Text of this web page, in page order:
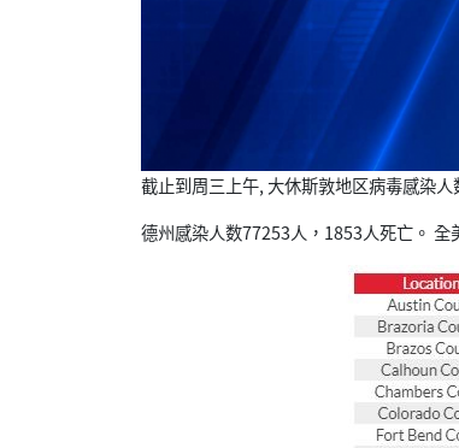
截止到周三上午, 大休斯敦地区病毒感染
德州感染人数77253人，1853人死亡。